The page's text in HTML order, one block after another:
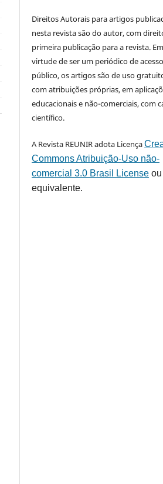
Direitos Autorais para artigos
nesta revista são do autor, com
primeira publicação para a revista. Em
virtude de ser um periódico de acesso
público, os artigos são de uso
com atribuições próprias, em
educacionais e não-comerciais, com
científico.
A Revista REUNIR adota Licença
Commons Atribuição-Uso não-
comercial 3.0 Brasil License
equivalente.